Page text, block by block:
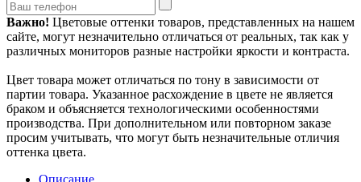
Важно! Цветовые оттенки товаров, представленных на нашем
сайте, могут незначительно отличаться от реальных, так как у
различных мониторов разные настройки яркости и контраста.
Цвет товара может отличаться по тону в зависимости от
партии товара. Указанное расхождение в цвете не является
браком и объясняется технологическими особенностями
производства. При дополнительном или повторном заказе
просим учитывать, что могут быть незначительные отличия
оттенка цвета.
Описание